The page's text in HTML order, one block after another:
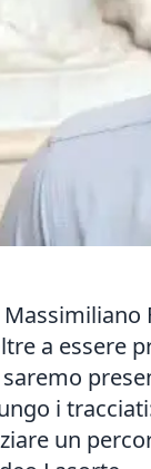
a essere
i
un